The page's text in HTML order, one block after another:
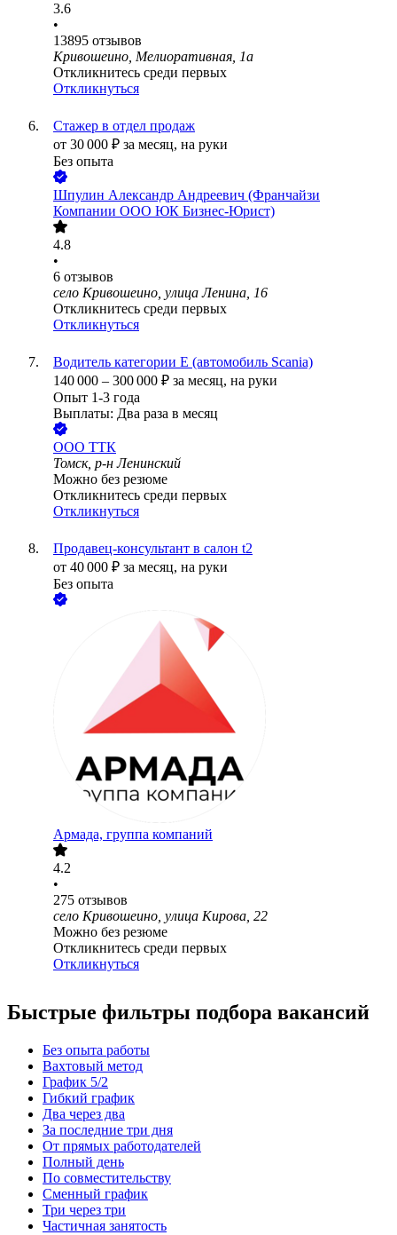
3.6
•
13895 отзывов
Кривошеино, Мелиоративная, 1а
Откликнитесь среди первых
Откликнуться
Стажер в отдел продаж
от 30 000 ₽ за месяц, на руки
Без опыта
Шпулин Александр Андреевич (Франчайзи
Компании ООО ЮК Бизнес-Юрист)
4.8
•
6 отзывов
село Кривошеино, улица Ленина, 16
Откликнитесь среди первых
Откликнуться
Водитель категории Е (автомобиль Scania)
140 000 – 300 000 ₽ за месяц, на руки
Опыт 1-3 года
Выплаты: Два раза в месяц
ООО ТТК
Томск, р-н Ленинский
Можно без резюме
Откликнитесь среди первых
Откликнуться
Продавец-консультант в салон t2
от 40 000 ₽ за месяц, на руки
Без опыта
Армада, группа компаний
4.2
•
275 отзывов
село Кривошеино, улица Кирова, 22
Можно без резюме
Откликнитесь среди первых
Откликнуться
Быстрые фильтры подбора вакансий
Без опыта работы
Вахтовый метод
График 5/2
Гибкий график
Два через два
За последние три дня
От прямых работодателей
Полный день
По совместительству
Сменный график
Три через три
Частичная занятость